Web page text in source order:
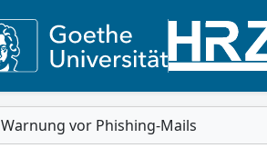
Warnung vor Phishing-Mails